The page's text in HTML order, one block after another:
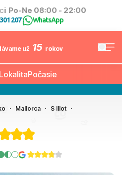
Po-Ne 08:00 - 22:00
207| WhatsApp
už 15 rokov
LokalitaPočasie
Mallorca
S Illot